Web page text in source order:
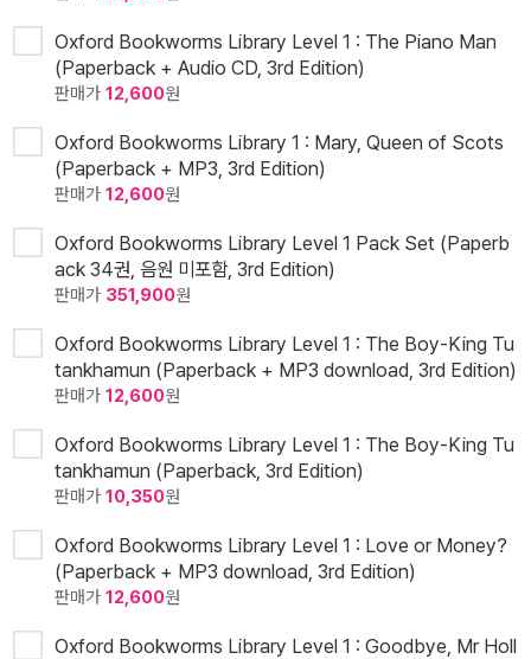
Oxford Bookworms Library Level 1 : The Piano Man
(Paperback + Audio CD, 3rd Edition)
판매가 12,600원
Oxford Bookworms Library 1 : Mary, Queen of Scots
(Paperback + MP3, 3rd Edition)
판매가 12,600원
Oxford Bookworms Library Level 1 Pack Set (Paperb
ack 34권, 음원 미포함, 3rd Edition)
판매가 351,900원
Oxford Bookworms Library Level 1 : The Boy-King Tu
tankhamun (Paperback + MP3 download, 3rd Edition)
판매가 12,600원
Oxford Bookworms Library Level 1 : The Boy-King Tu
tankhamun (Paperback, 3rd Edition)
판매가 10,350원
Oxford Bookworms Library Level 1 : Love or Money?
(Paperback + MP3 download, 3rd Edition)
판매가 12,600원
Oxford Bookworms Library Level 1 : Goodbye, Mr Holl